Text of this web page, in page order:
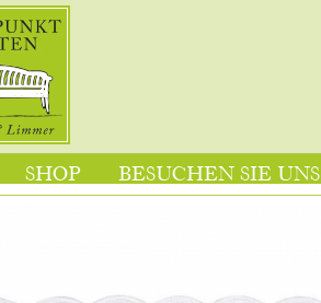
SHOP BESUCHEN SIE UNS